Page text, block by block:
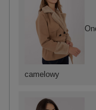
camelowy